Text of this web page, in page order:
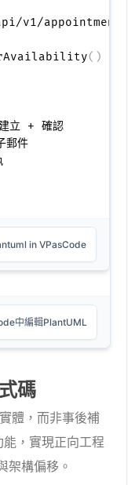
v1/appointments
( )
立 + 確認
郵件
in VPasCode
中編輯PlantUML
碼
體，而非事後補
，實現正向工程
架構偏移。